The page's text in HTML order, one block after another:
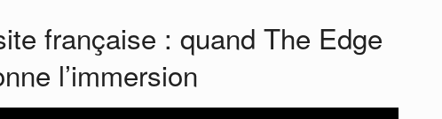
française : quand The Edge
l’immersion